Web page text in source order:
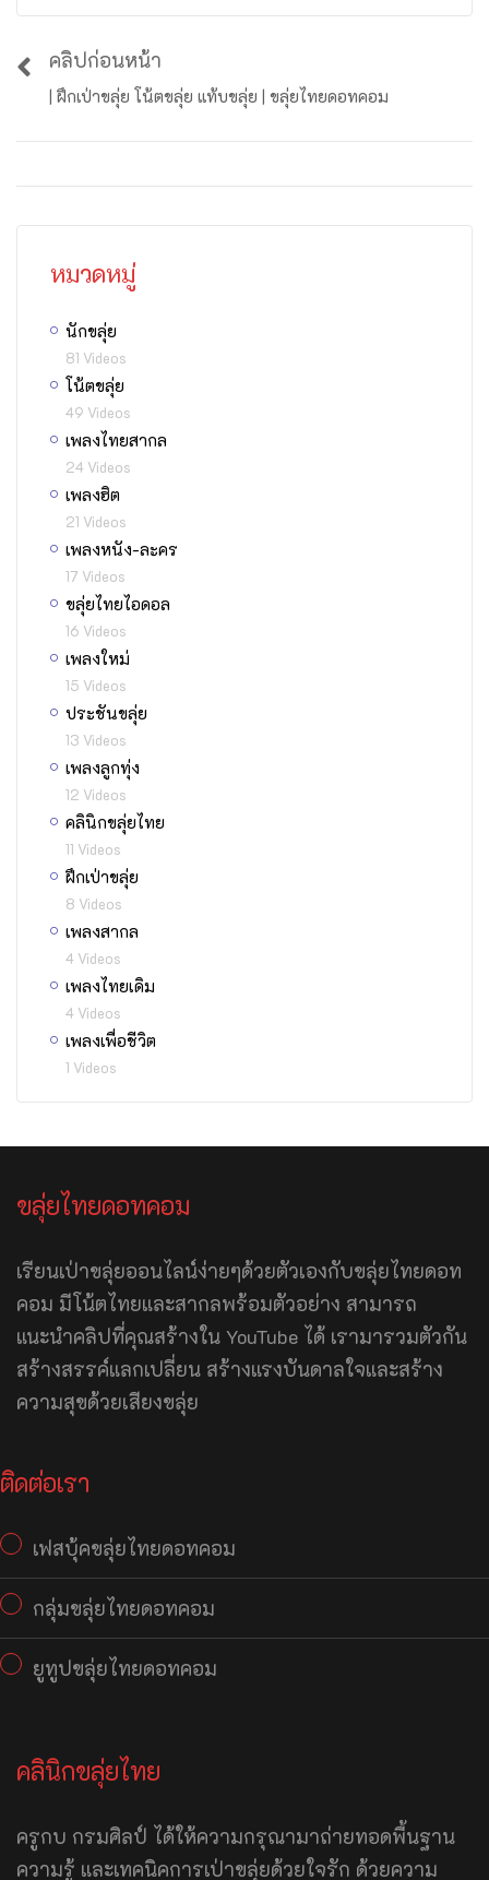
คลิปก่อนหน้า
| ฝึกเป่าขลุ่ย โน้ตขลุ่ย แท้บขลุ่ย | ขลุ่ยไทยดอทคอม
หมวดหมู่
นักขลุ่ย
81 Videos
โน้ตขลุ่ย
49 Videos
เพลงไทยสากล
24 Videos
เพลงฮิต
21 Videos
เพลงหนัง-ละคร
17 Videos
ขลุ่ยไทยไอดอล
16 Videos
เพลงใหม่
15 Videos
ประชันขลุ่ย
13 Videos
เพลงลูกทุ่ง
12 Videos
คลินิกขลุ่ยไทย
11 Videos
ฝึกเป่าขลุ่ย
8 Videos
เพลงสากล
4 Videos
เพลงไทยเดิม
4 Videos
เพลงเพื่อชีวิต
1 Videos
ขลุ่ยไทยดอทคอม
เรียนเป่าขลุ่ยออนไลน์ง่ายๆด้วยตัวเองกับขลุ่ยไทยดอท
คอม มีโน้ตไทยและสากลพร้อมตัวอย่าง สามารถ
แนะนำคลิปที่คุณสร้างใน YouTube ได้ เรามารวมตัวกัน
สร้างสรรค์แลกเปลี่ยน สร้างแรงบันดาลใจและสร้าง
ความสุขด้วยเสียงขลุ่ย
ติดต่อเรา
เฟสบุ้คขลุ่ยไทยดอทคอม
กลุ่มขลุ่ยไทยดอทคอม
ยูทูปขลุ่ยไทยดอทคอม
คลินิกขลุ่ยไทย
ครูกบ กรมศิลป์ ได้ให้ความกรุณามาถ่ายทอดพื้นฐาน
ความรู้ และเทคนิคการเป่าขลุ่ยด้วยใจรัก ด้วยความ